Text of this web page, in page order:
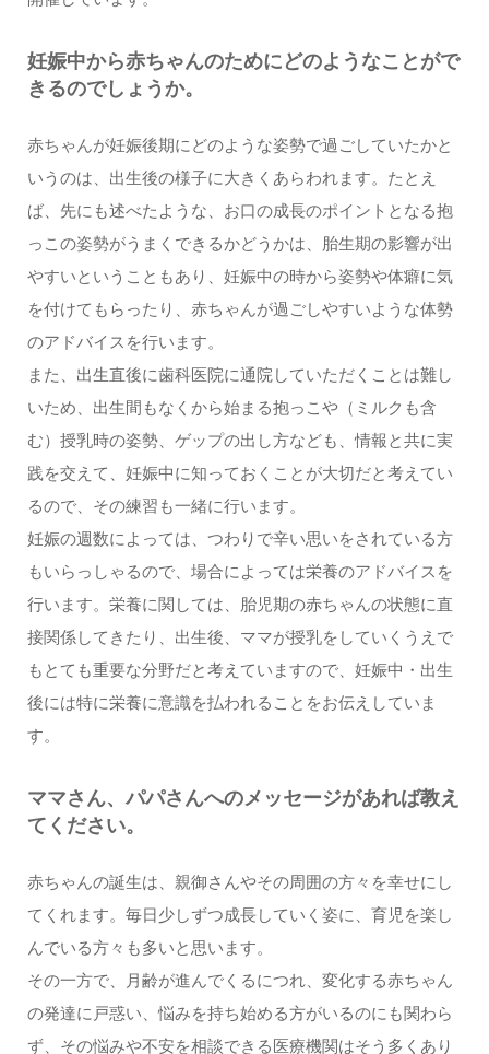
妊娠中から赤ちゃんのためにどのようなことがで
きるのでしょうか。
赤ちゃんが妊娠後期にどのような姿勢で過ごしていたかと
いうのは、出生後の様子に大きくあらわれます。たとえ
ば、先にも述べたような、お口の成長のポイントとなる抱
っこの姿勢がうまくできるかどうかは、胎生期の影響が出
やすいということもあり、妊娠中の時から姿勢や体癖に気
を付けてもらったり、赤ちゃんが過ごしやすいような体勢
のアドバイスを行います。
また、出生直後に歯科医院に通院していただくことは難し
いため、出生間もなくから始まる抱っこや（ミルクも含
む）授乳時の姿勢、ゲップの出し方なども、情報と共に実
践を交えて、妊娠中に知っておくことが大切だと考えてい
るので、その練習も一緒に行います。
妊娠の週数によっては、つわりで辛い思いをされている方
もいらっしゃるので、場合によっては栄養のアドバイスを
行います。栄養に関しては、胎児期の赤ちゃんの状態に直
接関係してきたり、出生後、ママが授乳をしていくうえで
もとても重要な分野だと考えていますので、妊娠中・出生
後には特に栄養に意識を払われることをお伝えしていま
す。
ママさん、パパさんへのメッセージがあれば教え
てください。
赤ちゃんの誕生は、親御さんやその周囲の方々を幸せにし
てくれます。毎日少しずつ成長していく姿に、育児を楽し
んでいる方々も多いと思います。
その一方で、月齢が進んでくるにつれ、変化する赤ちゃん
の発達に戸惑い、悩みを持ち始める方がいるのにも関わら
ず、その悩みや不安を相談できる医療機関はそう多くあり